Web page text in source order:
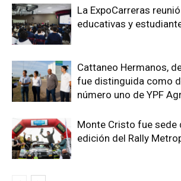
La ExpoCarreras
educativas y
Cattaneo Hermanos,
fue distinguida como
número uno de YPF
Monte Cristo fue sede
edición del Rally